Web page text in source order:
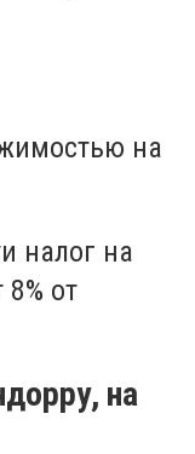
на
налог на
от
на